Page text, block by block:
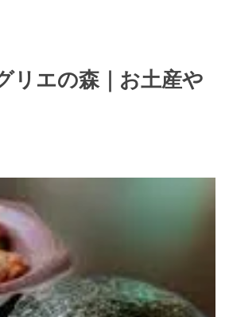
リエの森｜お土産や